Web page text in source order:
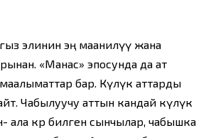
элинин эң маанилүү жана
«Манас» эпосунда да ат
маалыматтар бар. Күлүк аттарды
Чабылуучу аттын кандай күлүк
ала көрө билген сынчылар, чабышка